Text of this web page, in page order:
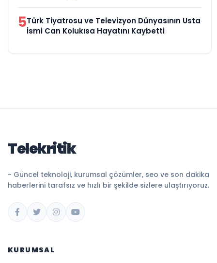
5Türk Tiyatrosu ve Televizyon Dünyasının Usta
İsmi Can Kolukısa Hayatını Kaybetti
Telekritik
- Güncel teknoloji, kurumsal çözümler, seo ve son dakika
haberlerini tarafsız ve hızlı bir şekilde sizlere ulaştırıyoruz.
KURUMSAL